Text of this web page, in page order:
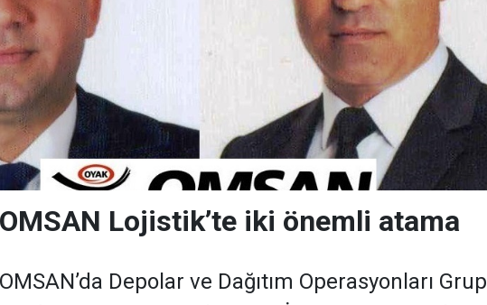
OMSAN Lojistik’te iki önemli atama
OMSAN’da Depolar ve Dağıtım Operasyonları Grup